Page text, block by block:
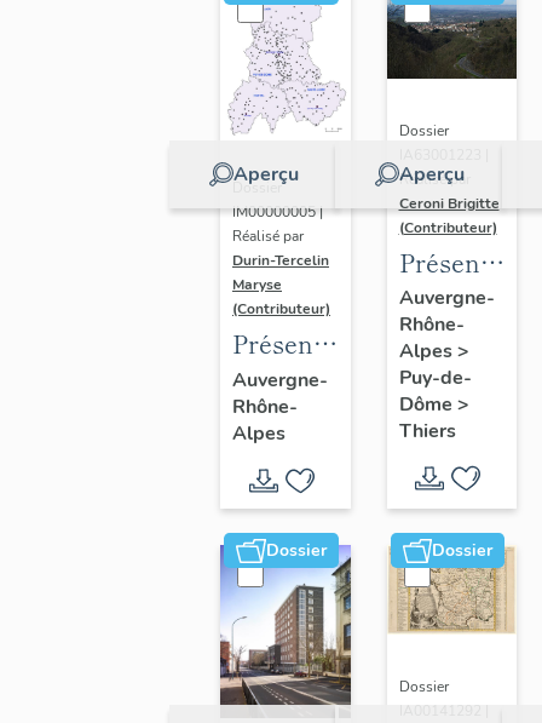
Aperçu
Dossier
IM00000005 |
Réalisé par
Durin-Tercelin
Maryse
(Contributeur)
Présentation
de
l’opération
tissus et
ornements
liturgiques
en
Auvergne
Auvergne-
Rhône-
Alpes
Aperçu
Dossier
Réalisé par
Ceroni Brigitte
(Contributeur)
de
l'enquête
thématique
régionale
"Pentes
de la
commune
de
Thiers"
Auvergne-
Rhône-
Alpes>
Puy-de-
Dôme >
Thiers
Dossier Dossier
Dossier
IA00141292 |